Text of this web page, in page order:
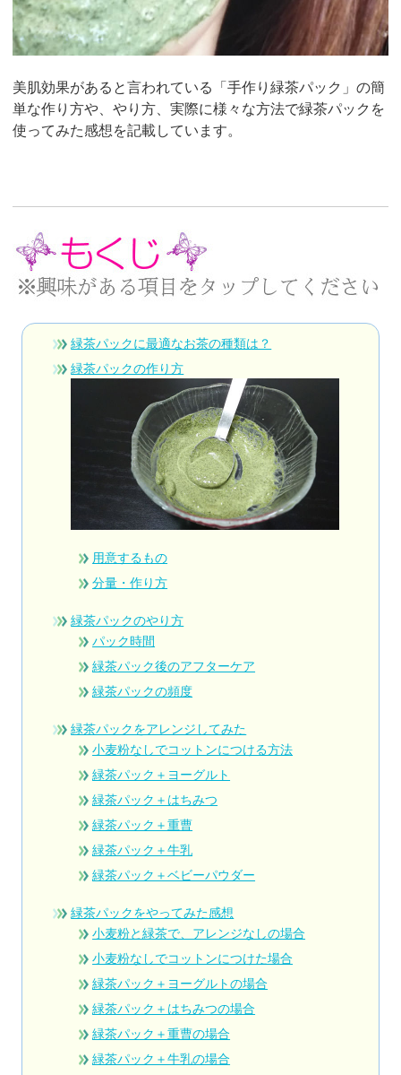
美肌効果があると言われている「手作り緑茶パック」の簡
単な作り方や、やり方、実際に様々な方法で緑茶パックを
使ってみた感想を記載しています。
緑茶パックに最適なお茶の種類は？
緑茶パックの作り方
用意するもの
分量・作り方
緑茶パックのやり方
パック時間
緑茶パック後のアフターケア
緑茶パックの頻度
緑茶パックをアレンジしてみた
小麦粉なしでコットンにつける方法
緑茶パック＋ヨーグルト
緑茶パック＋はちみつ
緑茶パック＋重曹
緑茶パック＋牛乳
緑茶パック＋ベビーパウダー
緑茶パックをやってみた感想
小麦粉と緑茶で、アレンジなしの場合
小麦粉なしでコットンにつけた場合
緑茶パック＋ヨーグルトの場合
緑茶パック＋はちみつの場合
緑茶パック＋重曹の場合
緑茶パック＋牛乳の場合